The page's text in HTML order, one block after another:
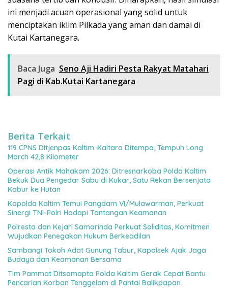
ini menjadi acuan operasional yang solid untuk
menciptakan iklim Pilkada yang aman dan damai di
Kutai Kartanegara.
Baca Juga Seno Aji Hadiri Pesta Rakyat Matahari
Pagi di Kab.Kutai Kartanegara
Berita Terkait
119 CPNS Ditjenpas Kaltim-Kaltara Ditempa, Tempuh Long
March 42,8 Kilometer
Operasi Antik Mahakam 2026: Ditresnarkoba Polda Kaltim
Bekuk Dua Pengedar Sabu di Kukar, Satu Rekan Bersenjata
Kabur ke Hutan
Kapolda Kaltim Temui Pangdam VI/Mulawarman, Perkuat
Sinergi TNI-Polri Hadapi Tantangan Keamanan
Polresta dan Kejari Samarinda Perkuat Soliditas, Komitmen
Wujudkan Penegakan Hukum Berkeadilan
Sambangi Tokoh Adat Gunung Tabur, Kapolsek Ajak Jaga
Budaya dan Keamanan Bersama
Tim Pammat Ditsamapta Polda Kaltim Gerak Cepat Bantu
Pencarian Korban Tenggelam di Pantai Balikpapan